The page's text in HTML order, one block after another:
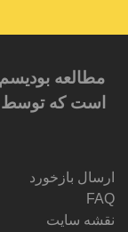
مطالعه
است که توسط
ارسال بازخورد
FAQ
نقشه سایت